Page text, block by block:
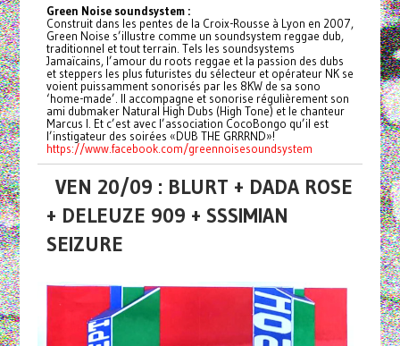
Green Noise soundsystem :
Construit dans les pentes de la Croix-Rousse à Lyon en 2007,
Green Noise s’illustre comme un soundsystem reggae dub,
traditionnel et tout terrain. Tels les soundsystems
Jamaïcains, l’amour du roots reggae et la passion des dubs
et steppers les plus futuristes du sélecteur et opérateur NK se
voient puissamment sonorisés par les 8KW de sa sono
‘home-made’. Il accompagne et sonorise régulièrement son
ami dubmaker Natural High Dubs (High Tone) et le chanteur
Marcus I. Et c’est avec l’association CocoBongo qu’il est
l’instigateur des soirées «DUB THE GRRRND»!
https://www.facebook.com/greennoisesoundsystem
VEN 20/09 : BLURT + DADA ROSE
+ DELEUZE 909 + SSSIMIAN
SEIZURE